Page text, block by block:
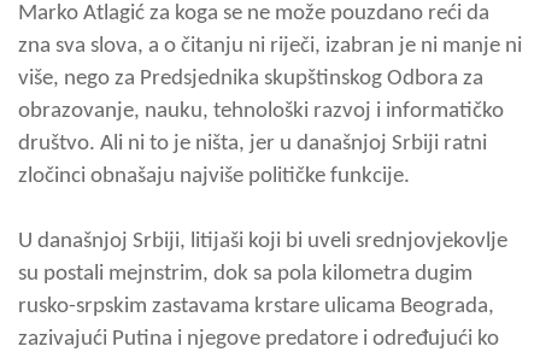
Marko Atlagić za koga se ne može pouzdano reći da
zna sva slova, a o čitanju ni riječi, izabran je ni manje ni
više, nego za Predsjednika skupštinskog Odbora za
obrazovanje, nauku, tehnološki razvoj i informatičko
društvo. Ali ni to je ništa, jer u današnjoj Srbiji ratni
zločinci obnašaju najviše političke funkcije.
U današnjoj Srbiji, litijaši koji bi uveli srednjovjekovlje
su postali mejnstrim, dok sa pola kilometra dugim
rusko-srpskim zastavama krstare ulicama Beograda,
zazivajući Putina i njegove predatore i određujući ko